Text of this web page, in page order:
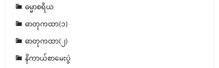
ဓမ္မာစရိယ
ဓာတုကထာ(၁)
ဓာတုကထာ(၂)
နိကာယ်စာမေးပွဲ